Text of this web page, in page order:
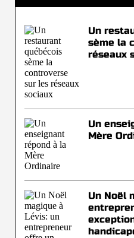
Un
sème la
réseaux
Un
Mère
Un Noël